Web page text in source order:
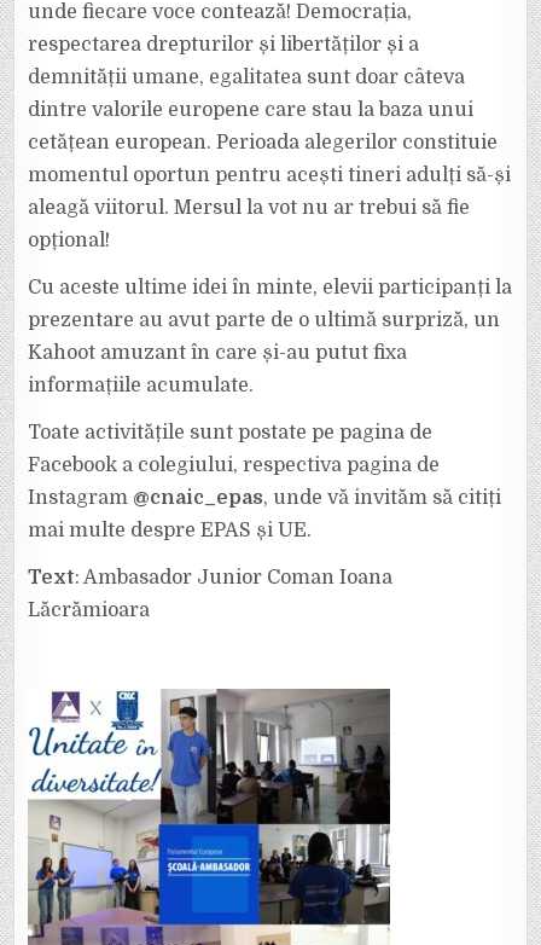
unde fiecare voce contează! Democrația,
respectarea drepturilor și libertăților și a
demnității umane, egalitatea sunt doar câteva
dintre valorile europene care stau la baza unui
cetățean european. Perioada alegerilor constituie
momentul oportun pentru acești tineri adulți să-și
aleagă viitorul. Mersul la vot nu ar trebui să fie
opțional!
Cu aceste ultime idei în minte, elevii participanți la
prezentare au avut parte de o ultimă surpriză, un
Kahoot amuzant în care și-au putut fixa
informațiile acumulate.
Toate activitățile sunt postate pe pagina de
Facebook a colegiului, respectiva pagina de
Instagram @cnaic_epas, unde vă invităm să citiți
mai multe despre EPAS și UE.
Text: Ambasador Junior Coman Ioana
Lăcrămioara